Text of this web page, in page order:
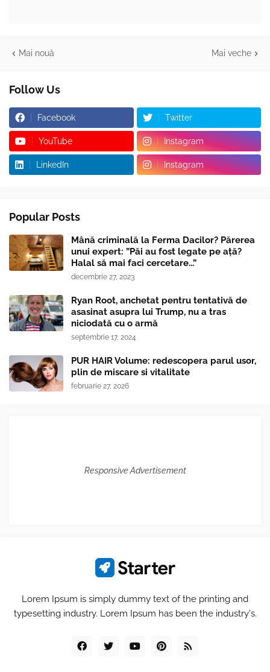
Mai nouă Mai veche
Follow Us
Facebook Twitter
YouTube Instagram
LinkedIn Instagram
Popular Posts
Mână criminală la Ferma Dacilor? Părerea
unui expert: ”Păi au fost legate pe ață?
Halal să mai faci cercetare...”
decembrie 27, 2023
Ryan Root, anchetat pentru tentativă de
asasinat asupra lui Trump, nu a tras
niciodată cu o armă
septembrie 17, 2024
PUR HAIR Volume: redescopera parul usor,
plin de miscare si vitalitate
februarie 27, 2026
Responsive Advertisement
Lorem Ipsum is simply dummy text of the printing and
typesetting industry. Lorem Ipsum has been the industry's.